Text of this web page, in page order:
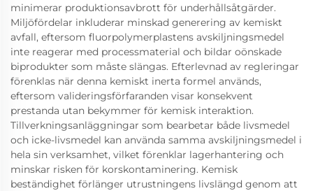
minimerar produktionsavbrott för underhållsåtgärder.
Miljöfördelar inkluderar minskad generering av kemiskt
avfall, eftersom fluorpolymerplastens avskiljningsmedel
inte reagerar med processmaterial och bildar oönskade
biprodukter som måste slängas. Efterlevnad av regleringar
förenklas när denna kemiskt inerta formel används,
eftersom valideringsförfaranden visar konsekvent
prestanda utan bekymmer för kemisk interaktion.
Tillverkningsanläggningar som bearbetar både livsmedel
och icke-livsmedel kan använda samma avskiljningsmedel i
hela sin verksamhet, vilket förenklar lagerhantering och
minskar risken för korskontaminering. Kemisk
beständighet förlänger utrustningens livslängd genom att